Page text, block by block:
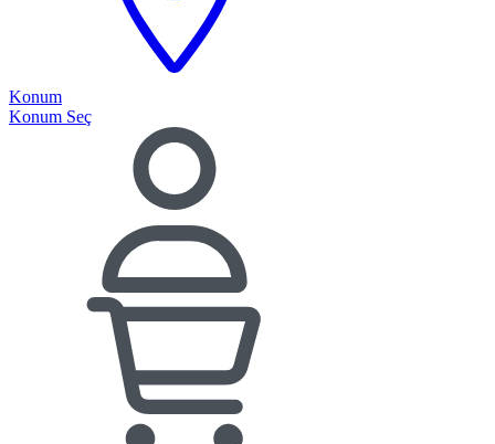
Konum
Konum Seç